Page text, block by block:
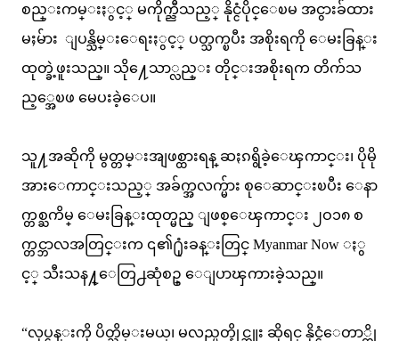
စည္းကမ္းႏွင့္ မကိုက္ညီသည့္ နိုင္ငံပိုင္ေၿမ အငွားခ်ထား
မႈမ်ား ျပန္သိမ္းေရးႏွင့္ ပတ္သက္ၿပီး အစိုးရကို ေမးခြန္း
ထုတ္ခဲ့ဖူးသည္။ သို႔ေသာ္လည္း တိုင္းအစိုးရက တိက်သ
ည့္အေၿဖ မေပးခဲ့ေပ။
သူ႔အဆိုကို မွတ္တမ္းအျဖစ္ထားရန္ ဆႏၵရွိခဲ့ေၾကာင္း၊ ပိုမို
အားေကာင္းသည့္ အခ်က္အလက္မ်ား စုေဆာင္းၿပီး ေနာ
က္တစ္ႀကိမ္ ေမးခြန္းထုတ္မည္ ျဖစ္ေၾကာင္း ၂ဝ၁၈ စ
က္တင္ဘာလအတြင္းက ၎၏႐ုံးခန္းတြင္ Myanmar Now ႏွ
င့္ သီးသန႔္ေတြ႕ဆုံစဥ္ ေျပာၾကားခဲ့သည္။
“လုပ္ငန္းကို ပိတ္သိမ္းမယ္၊ မလည္ပတ္နိုင္ဘူး ဆိုရင္ နိုင္ငံေတာ္ကို